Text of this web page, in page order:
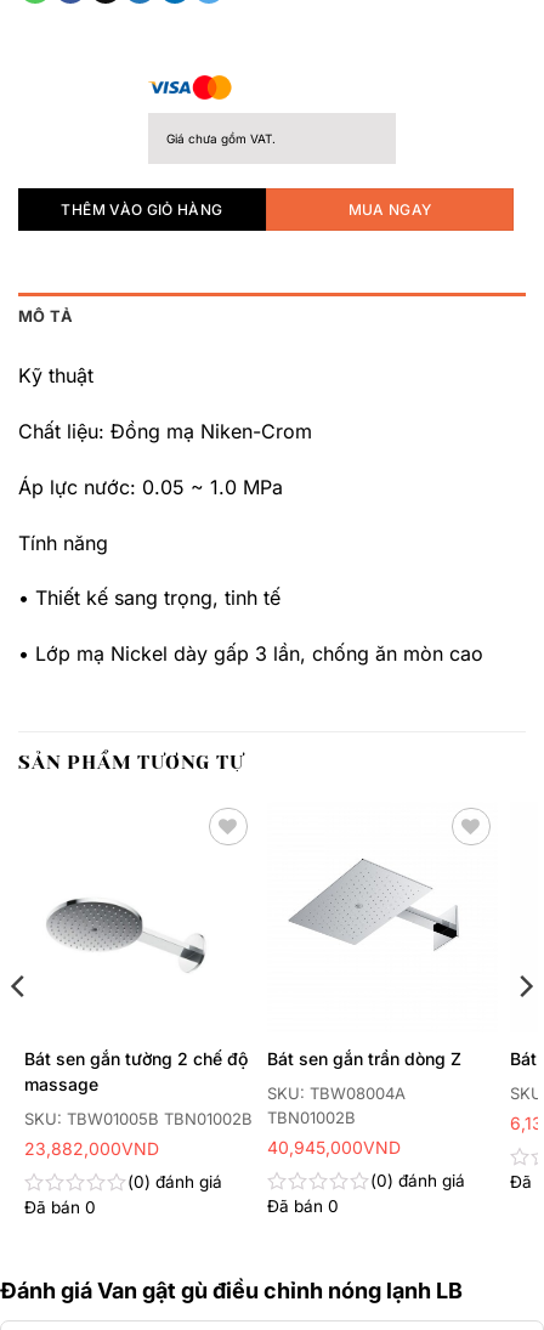
Giá chưa gồm VAT.
THÊM VÀO GIỎ HÀNG MUA NGAY
MÔ TẢ
Kỹ thuật
Chất liệu: Đồng mạ Niken-Crom
Áp lực nước: 0.05 ~ 1.0 MPa
Tính năng
• Thiết kế sang trọng, tinh tế
• Lớp mạ Nickel dày gấp 3 lần, chống ăn mòn cao
SẢN PHẨM TƯƠNG TỰ
SKU: TBW01005B TBN01002B
Bát sen gắn tường 2 chế độ
massage
Được
5
0
đánh giá
Đã bán 0
23,882,000VND
SKU: TBW08004A
TBN01002B
Bát sen gắn trần dòng Z
Được
5
0
đánh giá
Đã bán 0
40,945,000VND
Bát
Đã
Đánh giá Van gật gù điều chỉnh nóng lạnh LB